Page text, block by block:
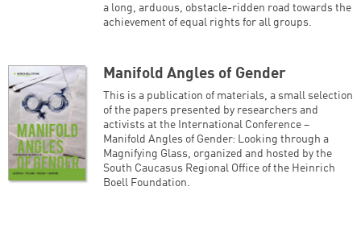
a long, arduous, obstacle-ridden road towards the
achievement of equal rights for all groups.
Manifold Angles of Gender
This is a publication of materials, a small selection
of the papers presented by researchers and
activists at the International Conference –
Manifold Angles of Gender: Looking through a
Magnifying Glass, organized and hosted by the
South Caucasus Regional Office of the Heinrich
Boell Foundation.